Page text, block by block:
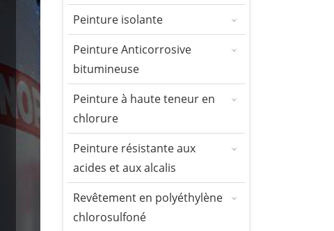
Peinture isolante
Peinture Anticorrosive
bitumineuse
Peinture à haute teneur en
chlorure
Peinture résistante aux
acides et aux alcalis
Revêtement en polyéthylène
chlorosulfoné